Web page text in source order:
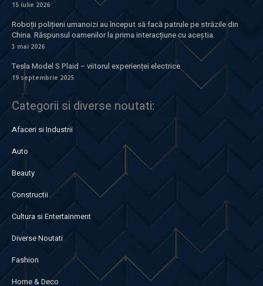
15 iulie 2026
Roboții polițieni umanoizi au început să facă patrule pe străzile din
China. Răspunsul oamenilor la prima interacțiune cu aceștia.
3 mai 2026
Tesla Model S Plaid – viitorul experienței electrice
19 septembrie 2025
Categorii si diverse noutati:
Afaceri si Industrii
Auto
Beauty
Constructii
Cultura si Entertainment
Diverse Noutati
Fashion
Home & Deco